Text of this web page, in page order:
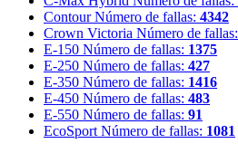
Contour Número de fallas: 4342
Crown Victoria Número de fallas:
E-150 Número de fallas: 1375
E-250 Número de fallas: 427
E-350 Número de fallas: 1416
E-450 Número de fallas: 483
E-550 Número de fallas: 91
EcoSport Número de fallas: 1081